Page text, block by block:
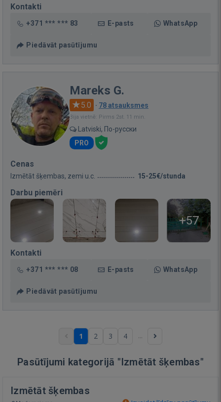
Kontakti
+371 *** *** 83 E-pasts WhatsApp
Piedāvāt pasūtījumu
Mareks G.
5.0 · 78 atsauksmes
Bija vietnē: Pirms 2st. 11 min.
Latviski, По-русски
PRO
Cenas
Izmētāt šķembas, zemi u.c. 15-25€/stunda
Darbu piemēri
+57
Kontakti
+371 *** *** 08 E-pasts WhatsApp
Piedāvāt pasūtījumu
1 2 3 4 ...
Pasūtījumi kategorijā "Izmētāt šķembas"
Izmētāt šķembas